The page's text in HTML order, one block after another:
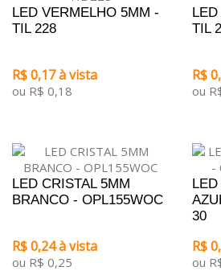
LED VERMELHO 5MM -
TIL 228
R$ 0,17 à vista
ou R$ 0,18
TIL
R$
ou
LED CRISTAL 5MM
BRANCO - OPL155WOC
R$ 0,24 à vista
ou R$ 0,25
30
R$
ou